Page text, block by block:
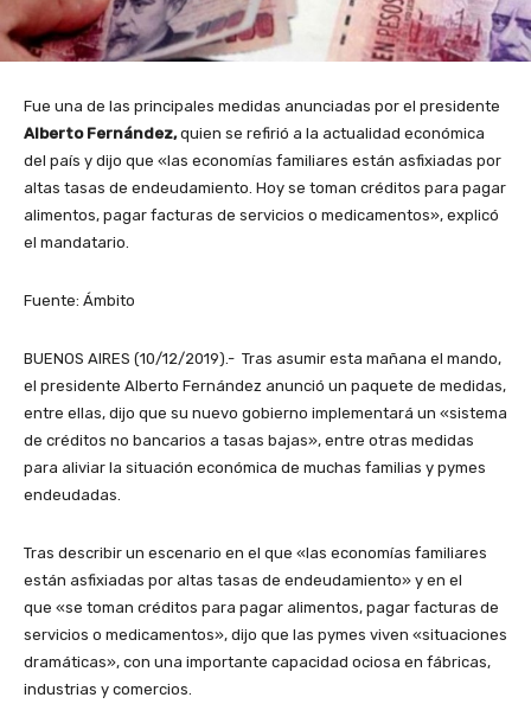
Fue una de las principales medidas anunciadas por el presidente
Alberto Fernández,quien se refirió a la actualidad económica
del país y dijo que «las economías familiares están asfixiadas por
altas tasas de endeudamiento. Hoy se toman créditos para pagar
alimentos, pagar facturas de servicios o medicamentos», explicó
el mandatario.
Fuente: Ámbito
BUENOS AIRES (10/12/2019).- Tras asumir esta mañana el mando,
el presidente Alberto Fernández anunció un paquete de medidas,
entre ellas, dijo que su nuevo gobierno implementará un «sistema
de créditos no bancarios a tasas bajas», entre otras medidas
para aliviar la situación económica de muchas familias y pymes
endeudadas.
Tras describir un escenario en el que «las economías familiares
están asfixiadas por altas tasas de endeudamiento» y en el
que «se toman créditos para pagar alimentos, pagar facturas de
servicios o medicamentos», dijo que las pymes viven «situaciones
dramáticas», con una importante capacidad ociosa en fábricas,
industrias y comercios.